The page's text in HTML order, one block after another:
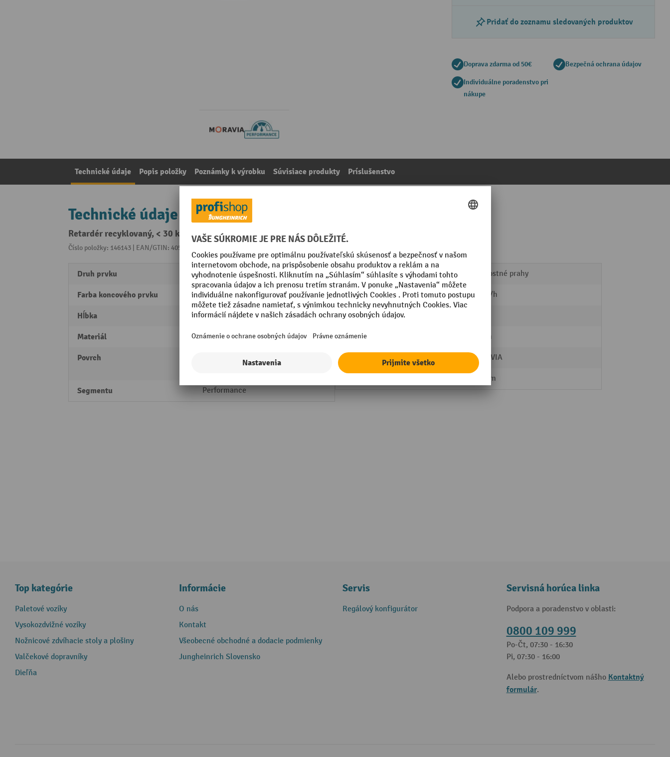
Pridať do zoznamu sledovaných produktov
Doprava zdarma od 50€ Bezpečná ochrana údajov
Individuálne poradenstvo pri
nákupe
Technické údaje Popis položky Poznámky k výrobku Súvisiace produkty Príslušenstvo
Technické údaje
Retardér recyklovaný, < 30 km/h, ukončovací prvok, žltý
Číslo položky: 146143 | EAN/GTIN: 4055381241128
Druh prvku Koncový prvok
Farba koncového prvku žltá
Hĺbka 500 mm
Materiál Recyklovaný plast
Povrch
Segmentu Performance
Typ spomaľovacích prahov Rýchlostné prahy
Vhodný pre rýchlosť do 30 km/h
Vlastná hmotnosť
Výška 30 mm
MORAVIA
250 mm
Top kategórie
Paletové vozíky
Vysokozdvižné vozíky
Nožnicové zdvíhacie stoly a plošiny
Valčekové dopravníky
Dieľňa
Informácie
O nás
Kontakt
Všeobecné obchodné a dodacie podmienky
Jungheinrich Slovensko
Servis
Regálový konfigurátor
Servisná horúca linka
Podpora a poradenstvo v oblasti:
0800 109 999
Po-Čt, 07:30 - 16:30
Pi, 07:30 - 16:00
Alebo prostredníctvom nášho Kontaktný
formulár.